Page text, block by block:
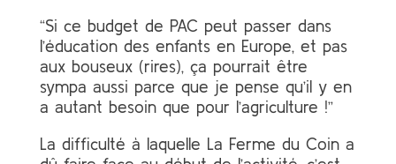
“Si ce budget de PAC peut passer dans
l’éducation des enfants en Europe, et pas
aux bouseux (rires), ça pourrait être
sympa aussi parce que je pense qu’il y en
a autant besoin que pour l’agriculture !”
La difficulté à laquelle La Ferme du Coin a